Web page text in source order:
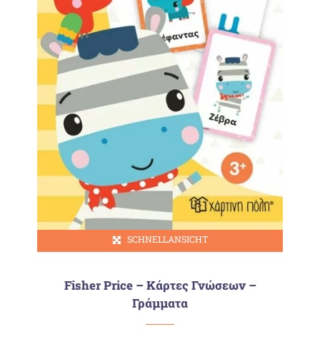
SCHNELLANSICHT
Fisher Price – Κάρτες Γνώσεων –
Γράμματα